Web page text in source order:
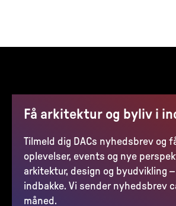
Få arkitektur og byliv i
Tilmeld dig DACs nyhedsbrev og
oplevelser, events og nye
arkitektur, design og byudvikling
indbakke. Vi sender nyhedsbrev
måned.